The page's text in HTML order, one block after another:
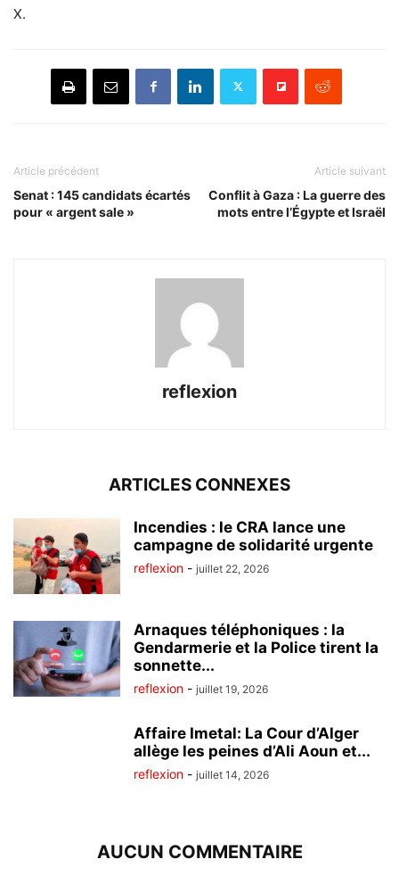
X.
Article précédent
Senat : 145 candidats écartés
pour « argent sale »
Article suivant
Conflit à Gaza : La guerre des
mots entre l’Égypte et Israël
reflexion
ARTICLES CONNEXES
Incendies : le CRA lance une
campagne de solidarité urgente
reflexion - juillet 22, 2026
Arnaques téléphoniques : la
Gendarmerie et la Police tirent la
sonnette...
reflexion - juillet 19, 2026
Affaire Imetal: La Cour d’Alger
allège les peines d’Ali Aoun et...
reflexion - juillet 14, 2026
AUCUN COMMENTAIRE